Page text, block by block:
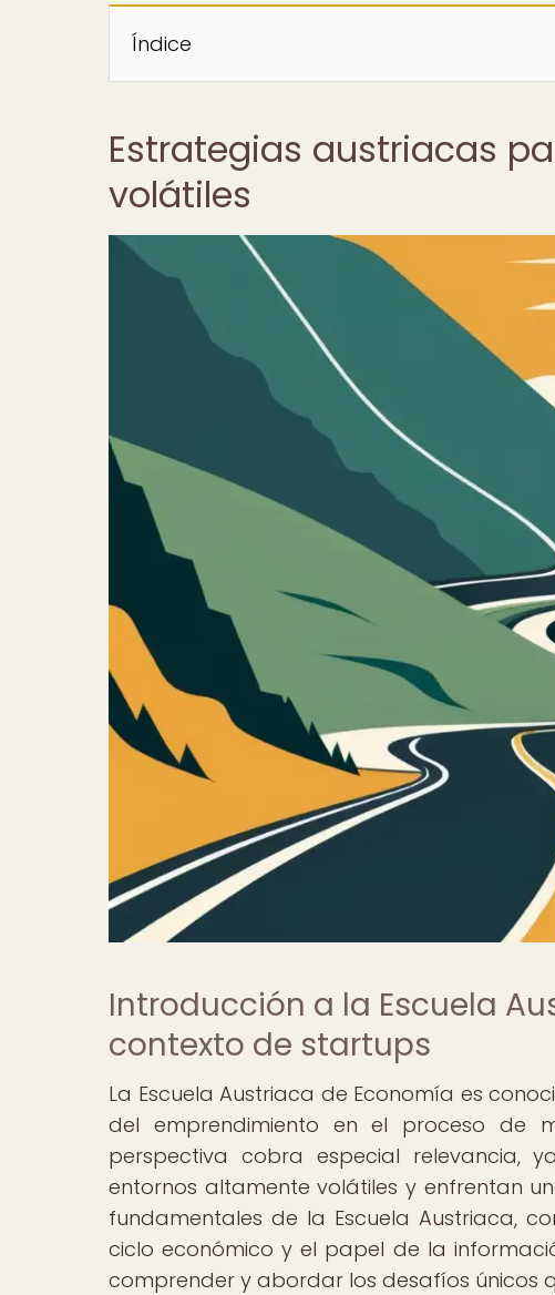
Índice
Estrategias austriacas
volátiles
Introducción a la Escuela
contexto de startups
La Escuela Austriaca de Economía es
del emprendimiento en el proceso de
perspectiva cobra especial relevancia,
entornos altamente volátiles y enfrentan
fundamentales de la Escuela Austriaca,
ciclo económico y el papel de la
comprender y abordar los desafíos únicos